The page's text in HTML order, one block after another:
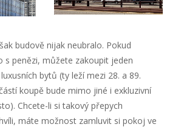
budově nijak neubralo. Pokud
s penězi, můžete zakoupit jeden
bytů (ty leží mezi 28. a 89.
koupě bude mimo jiné i exkluzivní
Chcete-li si takový přepych
máte možnost zamluvit si pokoj ve